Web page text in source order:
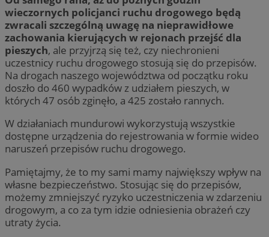
wieczornych policjanci ruchu drogowego będą
zwracali szczególną uwagę na nieprawidłowe
zachowania kierujących w rejonach przejść dla
pieszych, ale przyjrzą się też, czy niechronieni
uczestnicy ruchu drogowego stosują się do przepisów.
Na drogach naszego województwa od początku roku
doszło do 460 wypadków z udziałem pieszych, w
których 47 osób zginęło, a 425 zostało rannych.
W działaniach mundurowi wykorzystują wszystkie
dostępne urządzenia do rejestrowania w formie wideo
naruszeń przepisów ruchu drogowego.
Pamiętajmy, że to my sami mamy największy wpływ na
własne bezpieczeństwo. Stosując się do przepisów,
możemy zmniejszyć ryzyko uczestniczenia w zdarzeniu
drogowym, a co za tym idzie odniesienia obrażeń czy
utraty życia.